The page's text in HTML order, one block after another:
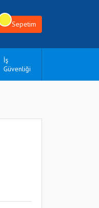
Sepetim
İş
Güvenliği